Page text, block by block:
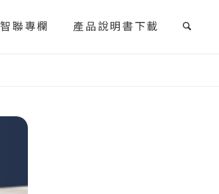
智聯專欄 產品說明書下載